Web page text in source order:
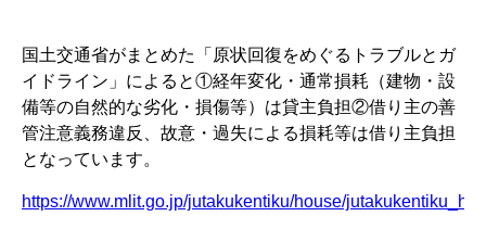
国土交通省がまとめた「原状回復をめぐるトラブルとガ
イドライン」によると①経年変化・通常損耗（建物・設
備等の自然的な劣化・損傷等）は貸主負担②借り主の善
管注意義務違反、故意・過失による損耗等は借り主負担
となっています。
https://www.mlit.go.jp/jutakukentiku/house/